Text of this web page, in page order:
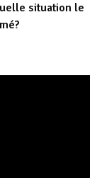
situation le